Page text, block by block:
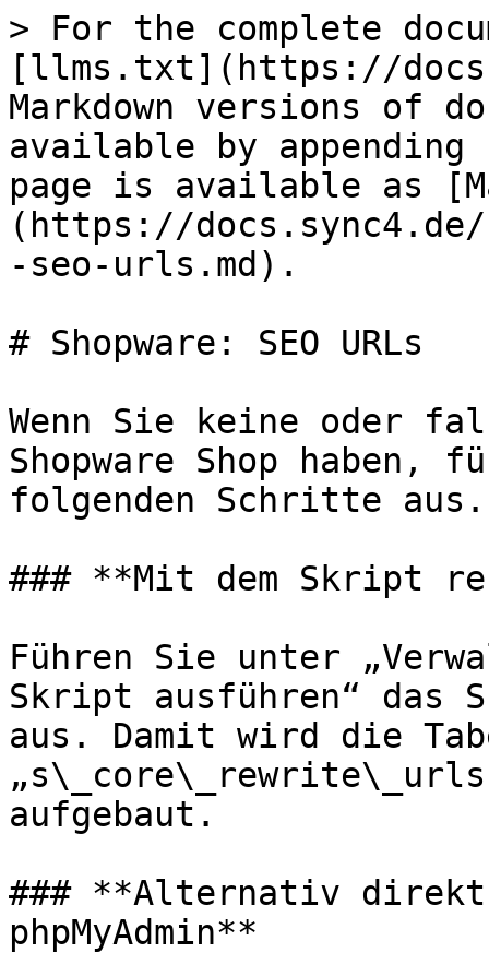
> For the complete
[llms.txt](https://
Markdown versions of
available by
page is available as
(https://docs.sync4.de/
-seo-urls.md).
# Shopware: SEO URLs
Wenn Sie keine oder
Shopware Shop
folgenden Schritte aus.
### **Mit dem Skript
Führen Sie unter
Skript ausführen“ das
aus. Damit wird die
aufgebaut.
### **Alternativ direkt
phpMyAdmin**